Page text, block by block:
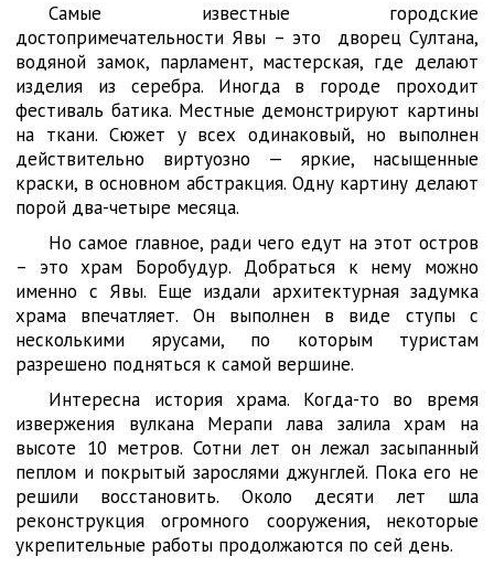
Самые известные городские
достопримечательности Явы – это дворец Султана,
водяной замок, парламент, мастерская, где делают
изделия из серебра. Иногда в городе проходит
фестиваль батика. Местные демонстрируют картины
на ткани. Сюжет у всех одинаковый, но выполнен
действительно виртуозно — яркие, насыщенные
краски, в основном абстракция. Одну картину делают
порой два-четыре месяца.
Но самое главное, ради чего едут на этот остров
– это храм Боробудур. Добраться к нему можно
именно с Явы. Еще издали архитектурная задумка
храма впечатляет. Он выполнен в виде ступы с
несколькими ярусами, по которым туристам
разрешено подняться к самой вершине.
Интересна история храма. Когда-то во время
извержения вулкана Мерапи лава залила храм на
высоте 10 метров. Сотни лет он лежал засыпанный
пеплом и покрытый зарослями джунглей. Пока его не
решили восстановить. Около десяти лет шла
реконструкция огромного сооружения, некоторые
укрепительные работы продолжаются по сей день.